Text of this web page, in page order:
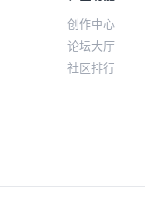
创作中心
论坛大厅
社区排行